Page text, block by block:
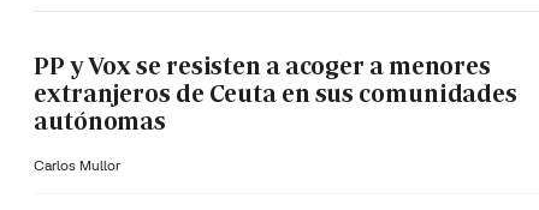
PP y Vox se resisten a acoger a menores
extranjeros de Ceuta en sus comunidades
autónomas
Carlos Mullor